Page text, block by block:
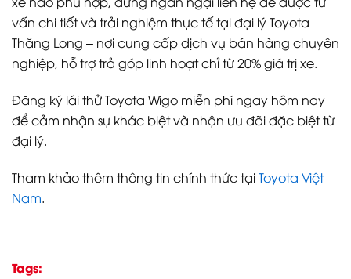
vấn chi tiết và trải nghiệm thực tế tại đại lý Toyota
Thăng Long – nơi cung cấp dịch vụ bán hàng chuyên
nghiệp, hỗ trợ trả góp linh hoạt chỉ từ 20% giá trị xe.
Đăng ký lái thử Toyota Wigo miễn phí ngay hôm nay
để cảm nhận sự khác biệt và nhận ưu đãi đặc biệt từ
đại lý.
Tham khảo thêm thông tin chính thức tạiToyota Việt
Nam.
Tags: